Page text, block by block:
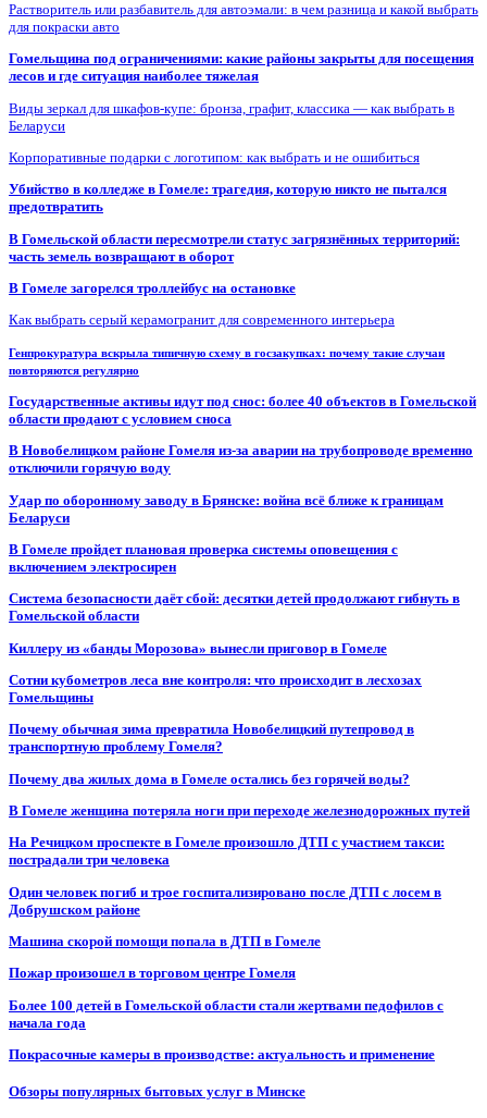
Растворитель или разбавитель для автоэмали: в чем разница и какой выбрать
для покраски авто
Гомельщина под ограничениями: какие районы закрыты для посещения
лесов и где ситуация наиболее тяжелая
Виды зеркал для шкафов-купе: бронза, графит, классика — как выбрать в
Беларуси
Корпоративные подарки с логотипом: как выбрать и не ошибиться
Убийство в колледже в Гомеле: трагедия, которую никто не пытался
предотвратить
В Гомельской области пересмотрели статус загрязнённых территорий:
часть земель возвращают в оборот
В Гомеле загорелся троллейбус на остановке
Как выбрать серый керамогранит для современного интерьера
Генпрокуратура вскрыла типичную схему в госзакупках: почему такие случаи
повторяются регулярно
Государственные активы идут под снос: более 40 объектов в Гомельской
области продают с условием сноса
В Новобелицком районе Гомеля из-за аварии на трубопроводе временно
отключили горячую воду
Удар по оборонному заводу в Брянске: война всё ближе к границам
Беларуси
В Гомеле пройдет плановая проверка системы оповещения с
включением электросирен
Система безопасности даёт сбой: десятки детей продолжают гибнуть в
Гомельской области
Киллеру из «банды Морозова» вынесли приговор в Гомеле
Сотни кубометров леса вне контроля: что происходит в лесхозах
Гомельщины
Почему обычная зима превратила Новобелицкий путепровод в
транспортную проблему Гомеля?
Почему два жилых дома в Гомеле остались без горячей воды?
В Гомеле женщина потеряла ноги при переходе железнодорожных путей
На Речицком проспекте в Гомеле произошло ДТП с участием такси:
пострадали три человека
Один человек погиб и трое госпитализировано после ДТП с лосем в
Добрушском районе
Машина скорой помощи попала в ДТП в Гомеле
Пожар произошел в торговом центре Гомеля
Более 100 детей в Гомельской области стали жертвами педофилов с
начала года
Покрасочные камеры в производстве: актуальность и применение
Обзоры популярных бытовых услуг в Минске